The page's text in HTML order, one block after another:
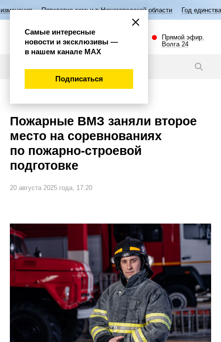
семьи в Нижегородской области Год единства народов России
Прямой эфир.
Волга 24
Пожарные ВМЗ заняли второе
место на соревнованиях
по пожарно-строевой
подготовке
20 августа 2025 года, 17:20
Самые интересные
новости и эксклюзивы —
в нашем канале МАХ
Подписаться